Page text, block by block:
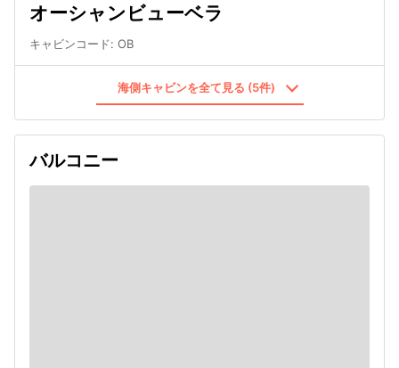
オーシャンビューベラ
キャビンコード: OB
海側キャビンを全て見る (5件)
バルコニー